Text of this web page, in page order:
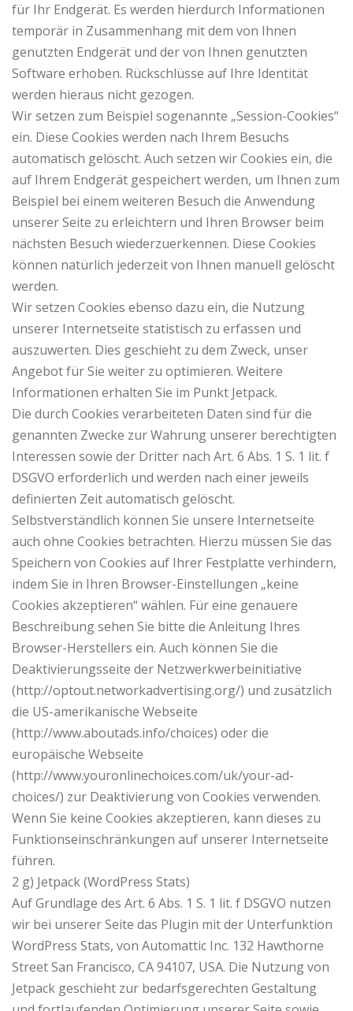
für Ihr Endgerät. Es werden hierdurch Informationen
temporär in Zusammenhang mit dem von Ihnen
genutzten Endgerät und der von Ihnen genutzten
Software erhoben. Rückschlüsse auf Ihre Identität
werden hieraus nicht gezogen.
Wir setzen zum Beispiel sogenannte „Session-Cookies“
ein. Diese Cookies werden nach Ihrem Besuchs
automatisch gelöscht. Auch setzen wir Cookies ein, die
auf Ihrem Endgerät gespeichert werden, um Ihnen zum
Beispiel bei einem weiteren Besuch die Anwendung
unserer Seite zu erleichtern und Ihren Browser beim
nächsten Besuch wiederzuerkennen. Diese Cookies
können natürlich jederzeit von Ihnen manuell gelöscht
werden.
Wir setzen Cookies ebenso dazu ein, die Nutzung
unserer Internetseite statistisch zu erfassen und
auszuwerten. Dies geschieht zu dem Zweck, unser
Angebot für Sie weiter zu optimieren. Weitere
Informationen erhalten Sie im Punkt Jetpack.
Die durch Cookies verarbeiteten Daten sind für die
genannten Zwecke zur Wahrung unserer berechtigten
Interessen sowie der Dritter nach Art. 6 Abs. 1 S. 1 lit. f
DSGVO erforderlich und werden nach einer jeweils
definierten Zeit automatisch gelöscht.
Selbstverständlich können Sie unsere Internetseite
auch ohne Cookies betrachten. Hierzu müssen Sie das
Speichern von Cookies auf Ihrer Festplatte verhindern,
indem Sie in Ihren Browser-Einstellungen „keine
Cookies akzeptieren“ wählen. Für eine genauere
Beschreibung sehen Sie bitte die Anleitung Ihres
Browser-Herstellers ein. Auch können Sie die
Deaktivierungsseite der Netzwerkwerbeinitiative
(http://optout.networkadvertising.org/) und zusätzlich
die US-amerikanische Webseite
(http://www.aboutads.info/choices) oder die
europäische Webseite
(http://www.youronlinechoices.com/uk/your-ad-
choices/) zur Deaktivierung von Cookies verwenden.
Wenn Sie keine Cookies akzeptieren, kann dieses zu
Funktionseinschränkungen auf unserer Internetseite
führen.
2 g) Jetpack (WordPress Stats)
Auf Grundlage des Art. 6 Abs. 1 S. 1 lit. f DSGVO nutzen
wir bei unserer Seite das Plugin mit der Unterfunktion
WordPress Stats, von Automattic Inc. 132 Hawthorne
Street San Francisco, CA 94107, USA. Die Nutzung von
Jetpack geschieht zur bedarfsgerechten Gestaltung